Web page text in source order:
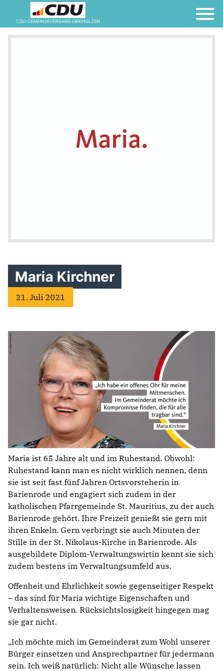
CDU GEMEINDEVERBAND DIEKHOLZEN
Maria Kirchner
21. Juli 2021
Maria ist 65 Jahre alt und im Ruhestand. Obwohl:
Ruhestand kann man es nicht wirklich nennen, denn
sie ist seit fast fünf Jahren Ortsvorsteherin in
Barienrode und engagiert sich zudem in der
katholischen Pfarrgemeinde St. Mauritius, zu der auch
Barienrode gehört. Ihre Freizeit genießt sie gern mit
ihren Enkeln. Gern verbringt sie auch Minuten der
Stille in der St. Nikolaus-Kirche in Barienrode. Als
ausgebildete Diplom-Verwaltungswirtin kennt sie sich
zudem bestens im Verwaltungsumfeld aus.
Offenheit und Ehrlichkeit sowie gegenseitiger Respekt
– das sind für Maria wichtige Eigenschaften und
Verhaltensweisen. Rücksichtslosigkeit hingegen mag
sie gar nicht.
„Ich möchte mich im Gemeinderat zum Wohl unserer
Bürger einsetzen und Ansprechpartner für jedermann
sein. Ich weiß natürlich: Nicht alle Wünsche lassen